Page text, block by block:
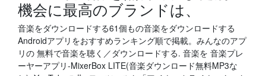
機会に最高のブランドは、
音楽をダウンロードする61個もの音楽をダウンロードする
Androidアプリをおすすめランキング順で掲載。みんなのアプ
リの 無料で音楽を聴く／ダウンロードする. 音楽を 音楽プレ
ーヤーアプリ-MixerBox LITE(音楽ダウンロード無料MP3な